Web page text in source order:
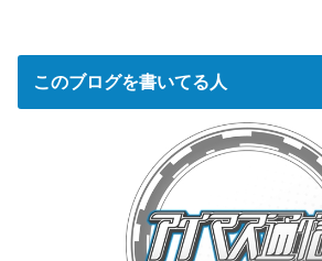
このブログを書いてる人